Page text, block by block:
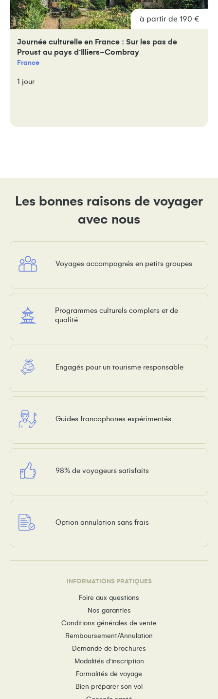
à partir de 190 €
Journée culturelle en France : Sur les pas de
Proust au pays d’Illiers-Combray
France
1 jour
Les bonnes raisons de voyager
avec nous
Voyages accompagnés en petits groupes
Programmes culturels complets et de
qualité
Engagés pour un tourisme responsable
Guides francophones expérimentés
98% de voyageurs satisfaits
Option annulation sans frais
INFORMATIONS PRATIQUES
Foire aux questions
Nos garanties
Conditions générales de vente
Remboursement/Annulation
Demande de brochures
Modalités d’inscription
Formalités de voyage
Bien préparer son vol